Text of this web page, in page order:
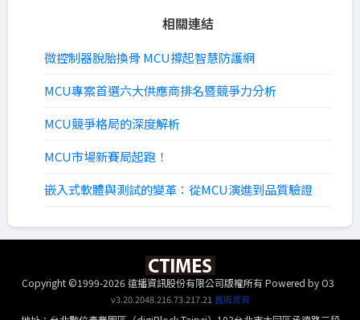
相關連結
微控制器脫胎換骨 MCU撐起智慧防護網
MCU專案首選六大供應商排名暨競爭力分析
MCU競爭格局的深度解析
MCU市場新賽局起跑！
嵌入式軟體與測試的變革：從MCU演進到品質驗證
Copyright ©1999-2026 遠播資訊股份有限公司版權所有Powered by O3
v3.20.2048.216.73.217.21 舊版首頁